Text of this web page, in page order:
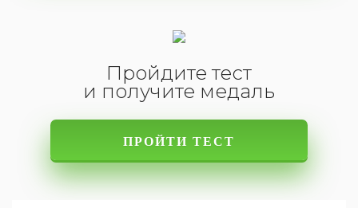
Пройдите тест
и получите медаль
ПРОЙТИ ТЕСТ